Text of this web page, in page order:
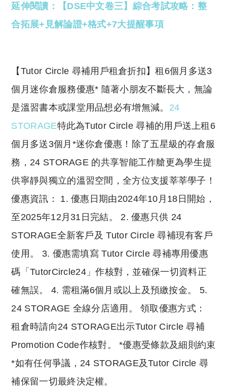
延伸閱讀：【DSE中文卷三】綜合考試攻略：整
合拓展+見解論證+格式+7大提醒事項
​【Tutor Circle 尋補用戶租倉折扣】租6個月多送3
個月迷你倉服務優惠* 隨著小朋友不斷長大，無論
是溫習書本或課堂用品想必有增無減。 24
STORAGE特此為Tutor Circle 尋補的用戶送上租6
個月多送3個月*迷你倉優惠！除了五星級的存倉服
務，24 STORAGE 的共享智能工作艙更為學生提
供寧靜與獨立的溫習空間，全方位支援莘莘學子！
優惠資訊： 1. 優惠日期由2024年10月18日開始，
至2025年12月31日完結。 2. 優惠只供 24
STORAGE全新客戶及 Tutor Circle 尋補現有客戶
使用。 3. 優惠需填寫 Tutor Circle 尋補專用優惠
碼「TutorCircle24」作核對，並確保一切資料正
確無誤。 4. 需租滿6個月或以上及預繳按金。 5.
24 STORAGE 全線分店適用。 領取優惠方式：
租倉時請向24 STORAGE出示Tutor Circle 尋補
Promotion Code作核對。 *優惠受條款及細則約束
*如有任何爭議，24 STORAGE及Tutor Circle 尋
補保留一切最終決定權。